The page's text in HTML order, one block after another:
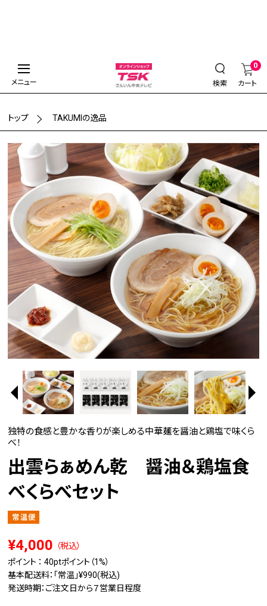
検索 カート
0
メニュー
トップ TAKUMIの逸品
独特の食感と豊かな香りが楽しめる中華麺を醤油と鶏塩で味くら
べ！
出雲らぁめん乾 醤油＆鶏塩食
べくらべセット
¥4,000
（税込）
ポイント ： 40ptポイント（1%）
基本配送料：「常温」¥990(税込)
発送時期：ご注文日から７営業日程度